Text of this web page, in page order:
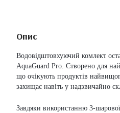
Опис
Водовідштовхуючий комлект
AquaGuard Pro. Створено для
що очікують продуктів
захищає навіть у надзвичайно
Завдяки використанню 3-